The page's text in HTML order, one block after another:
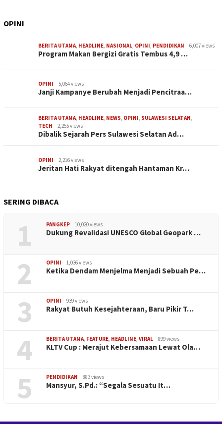
OPINI
BERITA UTAMA HEADLINE NASIONAL OPINI PENDIDIKAN 6,007 views
Program Makan Bergizi Gratis Tembus 4,9 …
OPINI 5,064 views
Janji Kampanye Berubah Menjadi Pencitraa…
BERITA UTAMA HEADLINE NEWS OPINI SULAWESI SELATAN
TECH
2,255 views
Dibalik Sejarah Pers Sulawesi Selatan Ad…
OPINI 2,216 views
Jeritan Hati Rakyat ditengah Hantaman Kr…
SERING DIBACA
1 PANGKEP 10,020 views
Dukung Revalidasi UNESCO Global Geopark …
2 OPINI 1,036 views
Ketika Dendam Menjelma Menjadi Sebuah Pe…
3 OPINI 939 views
Rakyat Butuh Kesejahteraan, Baru Pikir T…
4 BERITA UTAMA FEATURE HEADLINE VIRAL 899 views
KLTV Cup : Merajut Kebersamaan Lewat Ola…
5 PENDIDIKAN 883 views
Mansyur, S.Pd.: “Segala Sesuatu It…